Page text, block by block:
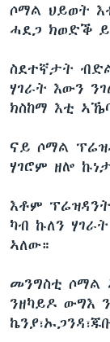
ሶማል ህይወት
ሓደጋ ክወድቕ
ስደተኛታት
ሃገራት እውን
ክስከማ እቲ
ናይ ሶማል
ሃገሮም ዘሎ
እቶም
ካብ ኩለን
ኣለው።
መንግስቲ ሶማል
ንዘካይዶ ውግእ